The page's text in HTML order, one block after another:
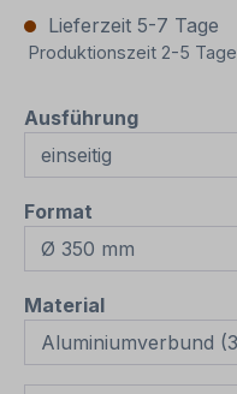
Lieferzeit 5-7 Tage
Produktionszeit 2-5 Tage
Ausführungauswählen
Format
Materialauswählen